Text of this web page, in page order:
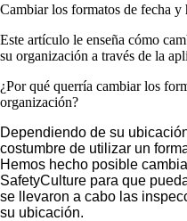
Cambiar los formatos de fecha
Este artículo le enseña cómo
su organización a través de la
¿Por qué querría cambiar los
organización?
Dependiendo de su
costumbre de utilizar un
Hemos hecho posible
SafetyCulture para que
se llevaron a cabo las
su ubicación.